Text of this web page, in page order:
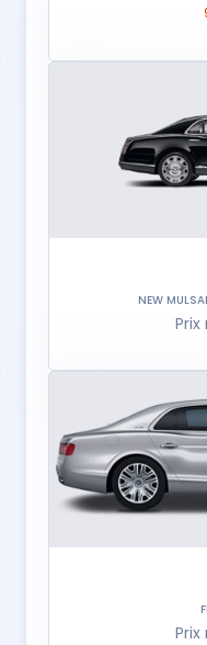
NEW